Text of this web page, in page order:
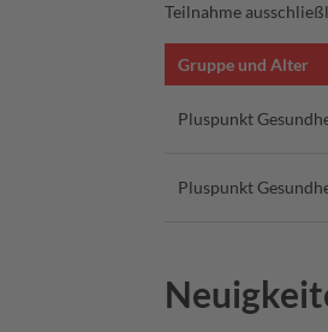
Teilnahme
Gruppe und Alter
Pluspunkt
Pluspunkt